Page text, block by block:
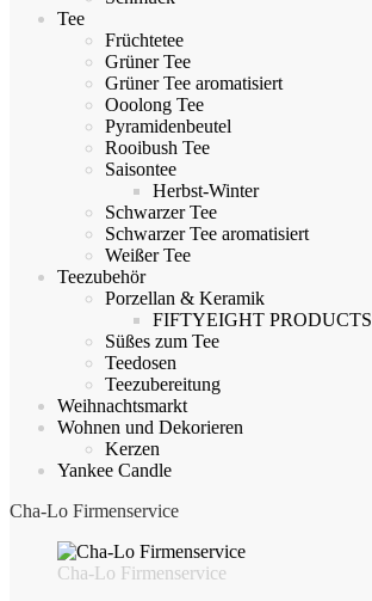
Tee
Früchtetee
Grüner Tee
Grüner Tee aromatisiert
Ooolong Tee
Pyramidenbeutel
Rooibush Tee
Saisontee
Herbst-Winter
Schwarzer Tee
Schwarzer Tee aromatisiert
Weißer Tee
Teezubehör
Porzellan & Keramik
FIFTYEIGHT PRODUCTS
Süßes zum Tee
Teedosen
Teezubereitung
Weihnachtsmarkt
Wohnen und Dekorieren
Kerzen
Yankee Candle
Cha-Lo Firmenservice
Cha-Lo Firmenservice